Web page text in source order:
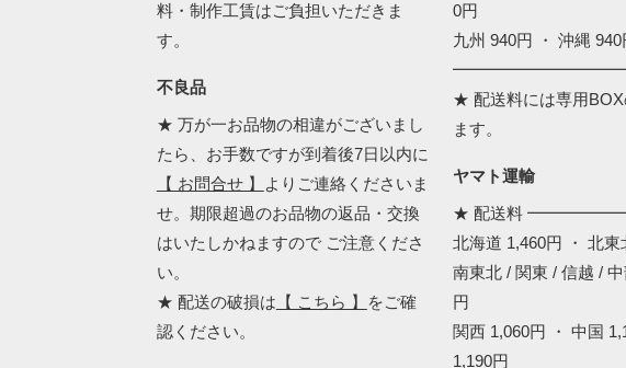
料・制作工賃はご負担いただきま
す。
不良品
★ 万が一お品物の相違がございまし
たら、お手数ですが到着後7日以内に
【 お問合せ 】
よりご連絡くださいま
せ。期限超過のお品物の返品・交換
はいたしかねますので ご注意くださ
い。
★ 配送の破損は 【 こちら 】
をご確
認ください。
0円
九州 940円 ・ 沖縄 940
★ 配送料には専用BOX
ます。
ヤマト運輸
★ 配送料
北海道 1,460円 ・ 北東
南東北 / 関東 / 信越 /
円
関西 1,060円 ・ 中国
1,190円